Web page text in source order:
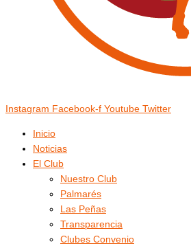
Instagram Facebook-f Youtube Twitter
Inicio
Noticias
El Club
Nuestro Club
Palmarés
Las Peñas
Transparencia
Clubes Convenio